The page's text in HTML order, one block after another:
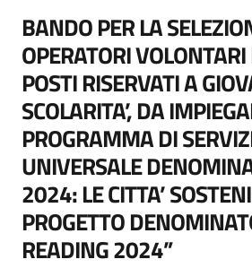
BANDO PER LA
BANDO PER LA
OPERATORI
POSTI RISERVATI A
SCOLARITA’, DA
PROGRAMMA DI
UNIVERSALE
2024: LE CITTA’
PROGETTO
READING 2024”